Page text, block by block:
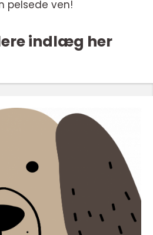
pelsede ven!
indlæg her